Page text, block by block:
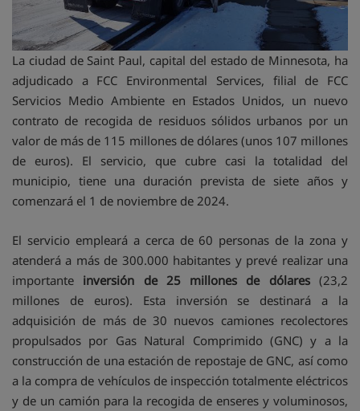
La ciudad de Saint Paul, capital del estado de Minnesota, ha
adjudicado a FCC Environmental Services, filial de FCC
Servicios Medio Ambiente en Estados Unidos, un nuevo
contrato de recogida de residuos sólidos urbanos por un
valor de más de 115 millones de dólares (unos 107 millones
de euros). El servicio, que cubre casi la totalidad del
municipio, tiene una duración prevista de siete años y
comenzará el 1 de noviembre de 2024.
El servicio empleará a cerca de 60 personas de la zona y
atenderá a más de 300.000 habitantes y prevé realizar una
importante inversión de 25 millones de dólares(23,2
millones de euros). Esta inversión se destinará a la
adquisición de más de 30 nuevos camiones recolectores
propulsados por Gas Natural Comprimido (GNC) y a la
construcción de una estación de repostaje de GNC, así como
a la compra de vehículos de inspección totalmente eléctricos
y de un camión para la recogida de enseres y voluminosos,